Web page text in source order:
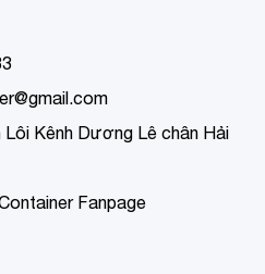
Lôi Kênh Dương Lê chân Hải
Fanpage